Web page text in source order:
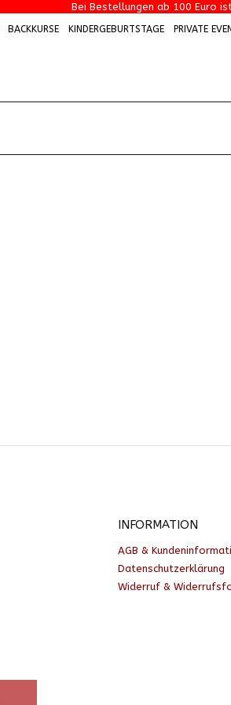
Bei Bestellungen ab 100 Euro
KINDERGEBURTSTAGE PRIVATE EVENTS
BACKKURSE KINDERGEBURTSTAGE PRIVATE
INFORMATION
AGB &
Datenschutzerklärung
Widerruf &